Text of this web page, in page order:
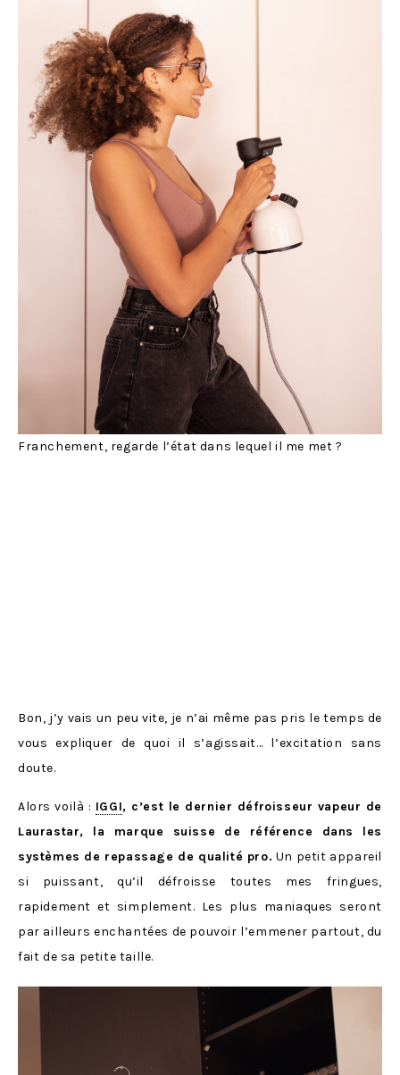
Franchement, regarde l’état dans lequel il me met ?
Bon, j’y vais un peu vite, je n’ai même pas pris le temps de
vous expliquer de quoi il s’agissait… l’excitation sans
doute.
Alors voilà : IGGI, c’est le dernier défroisseur vapeur de
Laurastar, la marque suisse de référence dans les
systèmes de repassage de qualité pro. Un petit appareil
si puissant, qu’il défroisse toutes mes fringues,
rapidement et simplement. Les plus maniaques seront
par ailleurs enchantées de pouvoir l’emmener partout, du
fait de sa petite taille.